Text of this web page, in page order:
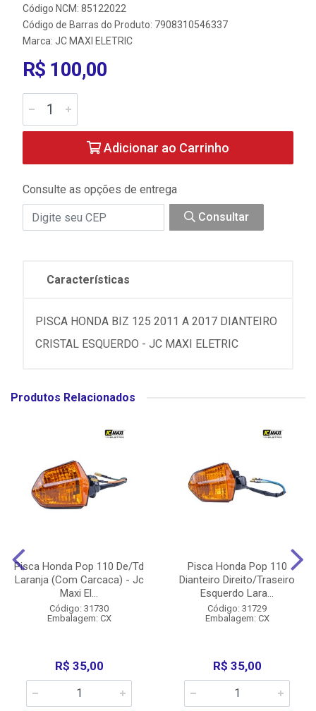
Código NCM: 85122022
Código de Barras do Produto: 7908310546337
Marca: JC MAXI ELETRIC
R$ 100,00
Adicionar ao Carrinho
Consulte as opções de entrega
Consultar
Características
PISCA HONDA BIZ 125 2011 A 2017 DIANTEIRO
CRISTAL ESQUERDO - JC MAXI ELETRIC
Produtos Relacionados
Pisca Honda Pop 110 De/Td
Laranja (Com Carcaca) - Jc
Maxi El...
Código: 31730
Embalagem: CX
R$ 35,00
Pisca Honda Pop 110
Dianteiro Direito/Traseiro
Esquerdo Lara...
Código: 31729
Embalagem: CX
R$ 35,00